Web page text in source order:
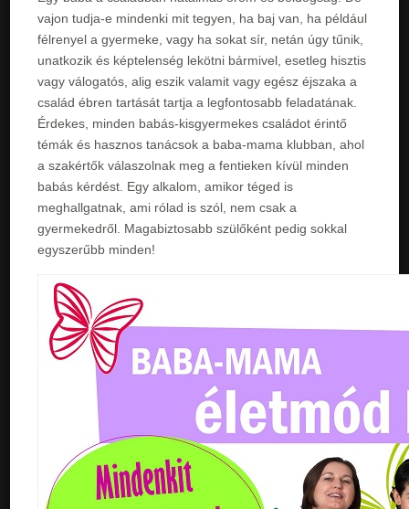
vajon tudja-e mindenki mit tegyen, ha baj van, ha például
félrenyel a gyermeke, vagy ha sokat sír, netán úgy tűnik,
unatkozik és képtelenség lekötni bármivel, esetleg hisztis
vagy válogatós, alig eszik valamit vagy egész éjszaka a
család ébren tartását tartja a legfontosabb feladatának.
Érdekes, minden babás-kisgyermekes családot érintő
témák és hasznos tanácsok a baba-mama klubban, ahol
a szakértők válaszolnak meg a fentieken kívül minden
babás kérdést. Egy alkalom, amikor téged is
meghallgatnak, ami rólad is szól, nem csak a
gyermekedről. Magabiztosabb szülőként pedig sokkal
egyszerűbb minden!